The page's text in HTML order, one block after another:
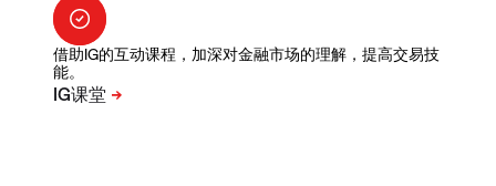
借助IG的互动课程，加深对金融市场的理解，提高交易技
能。